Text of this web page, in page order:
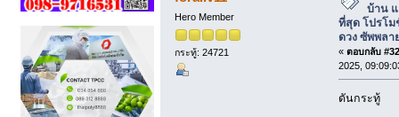
Hero Member
กระทู้: 24721
บ้าน
ที่สุด โปรโ
ดวง ซัพพลา
« ตอบกลับ
2025,
ดันกระทู้